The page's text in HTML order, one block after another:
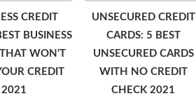
CREDIT
BUSINESS
WON’T
CREDIT
2021
UNSECURED CREDIT
CARDS: 5 BEST
UNSECURED CARDS
WITH NO CREDIT
CHECK 2021